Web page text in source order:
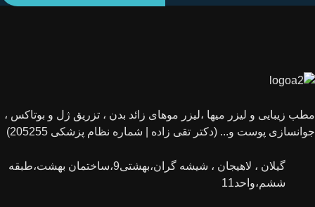
مطب زیبایی و لیزر میها ،لیزر موهای زائد بدن ، تزریق ژل و بوتاکس ،
جوانسازی پوست و... (دکتر تقی زاده | شماره نظام پزشکی 205255)
گیلان ، لاهیجان ، شیشه گران،بهشتی9،ساختمان بهشت،طبقه
ششم،واحد11